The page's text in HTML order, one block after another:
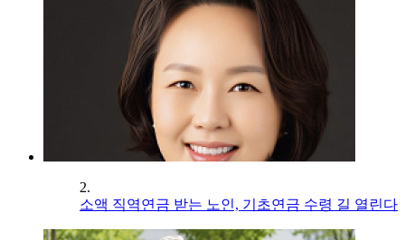
2.
소액 직역연금 받는 노인, 기초연금 수령 길 열린다